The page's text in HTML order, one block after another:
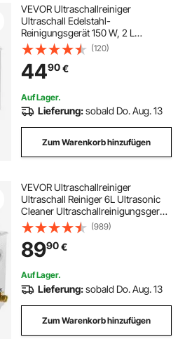
VEVOR Ultraschallreiniger
Ultraschall Edelstahl-
Reinigungsgerät 150 W, 2 L
Ultraschallreinigungsgerät mit
digitaler Anzeige 0-30 Min,
Reinigung Ultraschall für Schmuck,
Brillen, Uhren usw.
(120)
4490€
Auf Lager.
Lieferung:sobald Do. Aug. 13
Zum Warenkorb hinzufügen
VEVOR Ultraschallreiniger
Ultraschall Reiniger 6L Ultrasonic
Cleaner Ultraschallreinigungsgerät
Edelstahl mit Digitaler Anzeige für
Schmuck Brillen und Zähne
(989)
8990€
Auf Lager.
Lieferung:sobald Do. Aug. 13
Zum Warenkorb hinzufügen